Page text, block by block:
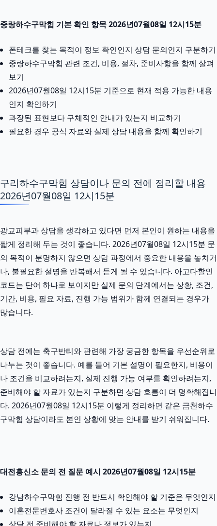
중랑하수구막힘 기본 확인 항목 2026년07월08일 12시15분
폰테크를 찾는 목적이 정보 확인인지 상담 문의인지 구분하기
중랑하수구막힘 관련 조건, 비용, 절차, 준비사항을 함께 살펴
보기
2026년07월08일 12시15분 기준으로 현재 적용 가능한 내용
인지 확인하기
과장된 표현보다 구체적인 안내가 있는지 비교하기
필요한 경우 공식 자료와 실제 상담 내용을 함께 확인하기
구리하수구막힘 상담이나 문의 전에 정리할 내용
2026년07월08일 12시15분
광교피부과 상담을 생각하고 있다면 먼저 본인이 원하는 내용을
짧게 정리해 두는 것이 좋습니다. 2026년07월08일 12시15분 문
의 목적이 분명하지 않으면 상담 과정에서 중요한 내용을 놓치거
나, 불필요한 설명을 반복해서 듣게 될 수 있습니다. 아고다할인
코드는 단어 하나로 보이지만 실제 문의 단계에서는 상황, 조건,
기간, 비용, 필요 자료, 진행 가능 범위가 함께 연결되는 경우가
많습니다.
상담 전에는 축구반티와 관련해 가장 궁금한 항목을 우선순위로
나누는 것이 좋습니다. 예를 들어 기본 설명이 필요한지, 비용이
나 조건을 비교하려는지, 실제 진행 가능 여부를 확인하려는지,
준비해야 할 자료가 있는지 구분하면 상담 흐름이 더 명확해집니
다. 2026년07월08일 12시15분 이렇게 정리하면 같은 금천하수
구막힘 상담이라도 본인 상황에 맞는 안내를 받기 쉬워집니다.
대전흥신소 문의 전 질문 예시 2026년07월08일 12시15분
강남하수구막힘 진행 전 반드시 확인해야 할 기준은 무엇인지
이혼전문변호사 조건이 달라질 수 있는 요소는 무엇인지
상담 전 준비해야 할 자료나 정보가 있는지